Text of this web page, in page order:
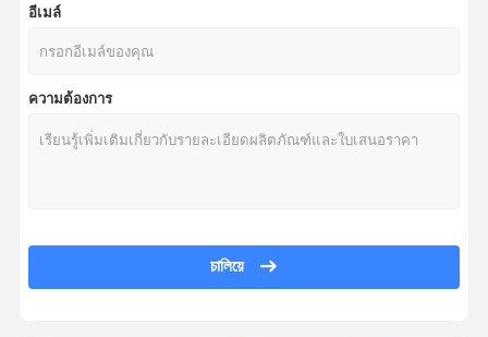
40W ABS Hepa เครื่องฟอกอากาศ UV UVA UVC ฉลาด Slient สีขาว
เครื่องเพิ่มความชื้นในอากาศ 100-240V, เครื่องฟอกอากาศ Smart Pure XT-
11W Office Small Hepa Filter เครื่องฟอกอากาศแบบพกพา XT-KJ070A ป
เครื่องฟอกอากาศสำหรับห้องขนาดเล็ก เครื่องกรอง Hvac Pm 2.5 สำหรับบ้า
PM2.5 เครื่องฟอกอากาศในห้องฆ่าเชื้อด้วยแสงยูวีสำหรับโรคภูมิแพ้หอบหืด
เครื่องฟอกอากาศในบ้าน Slient 120W สำหรับห้องน้ำพร้อมแสง UVC ความย
อีเมล์
ความต้องการ
চালিয়ে